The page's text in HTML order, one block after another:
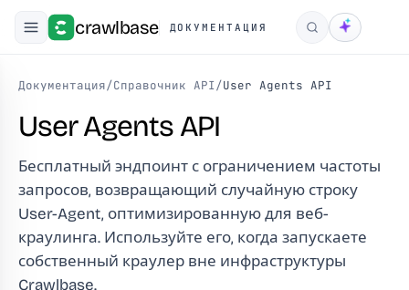
crawlbase ДОКУМЕНТАЦИЯ Поиск
Документация/Справочник API/User Agents API
User Agents API
Бесплатный эндпоинт с ограничением частоты
запросов, возвращающий случайную строку
User-Agent, оптимизированную для веб-
краулинга. Используйте его, когда запускаете
собственный краулер вне инфраструктуры
Crawlbase.